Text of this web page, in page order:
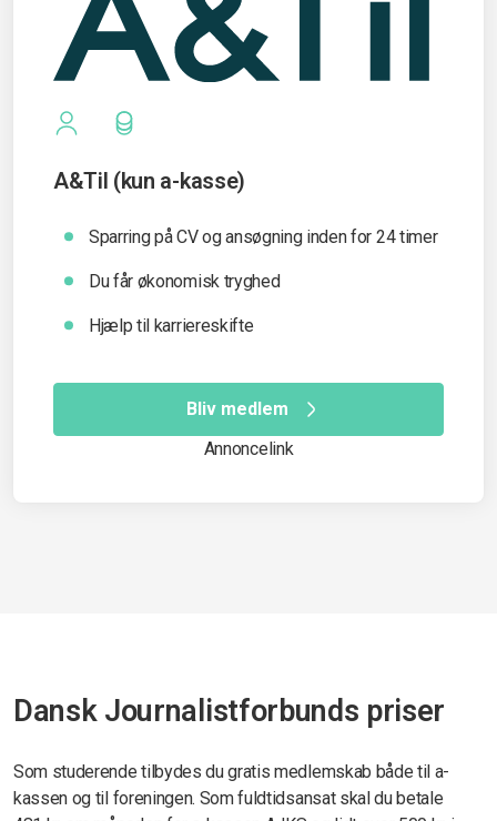
A&Til (kun a-kasse)
Sparring på CV og ansøgning inden for 24 timer
Du får økonomisk tryghed
Hjælp til karriereskifte
Bliv medlem
Annoncelink
Dansk Journalistforbunds priser
Som studerende tilbydes du gratis medlemskab både til a-
kassen og til foreningen. Som fuldtidsansat skal du betale